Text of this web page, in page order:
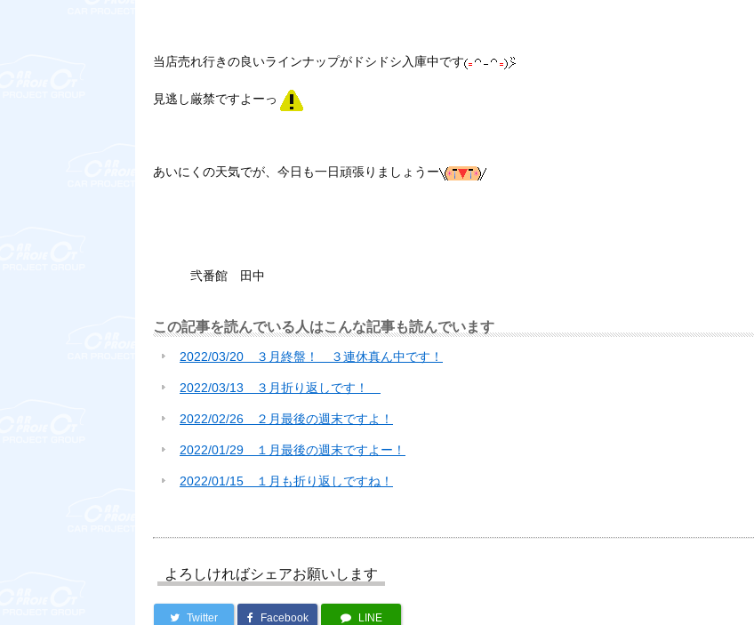
当店売れ行きの良いラインナップがドシドシ入庫中です
見逃し厳禁ですよーっ
あいにくの天気でが、今日も一日頑張りましょうー
弐番館 田中
この記事を読んでいる人はこんな記事も読んでいます
2022/03/20 ３月終盤！ ３連休真ん中です！
2022/03/13 ３月折り返しです！
2022/02/26 ２月最後の週末ですよ！
2022/01/29 １月最後の週末ですよー！
2022/01/15 １月も折り返しですね！
よろしければシェアお願いします
Twitter Facebook LINE